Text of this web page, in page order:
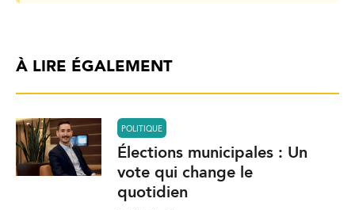
À LIRE ÉGALEMENT
POLITIQUE
Élections municipales : Un
vote qui change le
quotidien